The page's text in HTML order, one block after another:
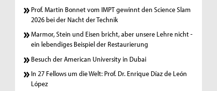
Prof. Martin Bonnet vom IMPT gewinnt den Science Slam
2026 bei der Nacht der Technik
Marmor, Stein und Eisen bricht, aber unsere Lehre nicht -
ein lebendiges Beispiel der Restaurierung
Besuch der American University in Dubai
In 27 Fellows um die Welt: Prof. Dr. Enrique Díaz de León
López